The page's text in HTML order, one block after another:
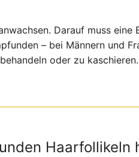
Darauf muss eine
– bei Männern und
oder zu
Haarfollikeln